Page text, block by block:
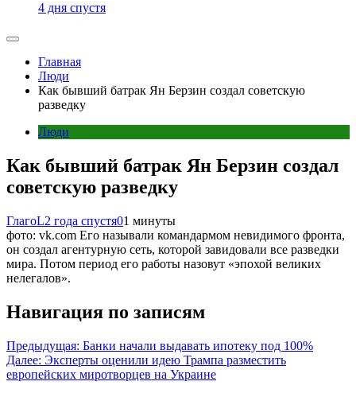
4 дня спустя
Главная
Люди
Как бывший батрак Ян Берзин создал советскую
разведку
Люди
Как бывший батрак Ян Берзин создал
советскую разведку
ГлагоL2 года спустя01 минуты
фото: vk.com Его называли командармом невидимого фронта,
он создал агентурную сеть, которой завидовали все разведки
мира. Потом период его работы назовут «эпохой великих
нелегалов».
Навигация по записям
Предыдущая: Банки начали выдавать ипотеку под 100%
Далее: Эксперты оценили идею Трампа разместить
европейских миротворцев на Украине